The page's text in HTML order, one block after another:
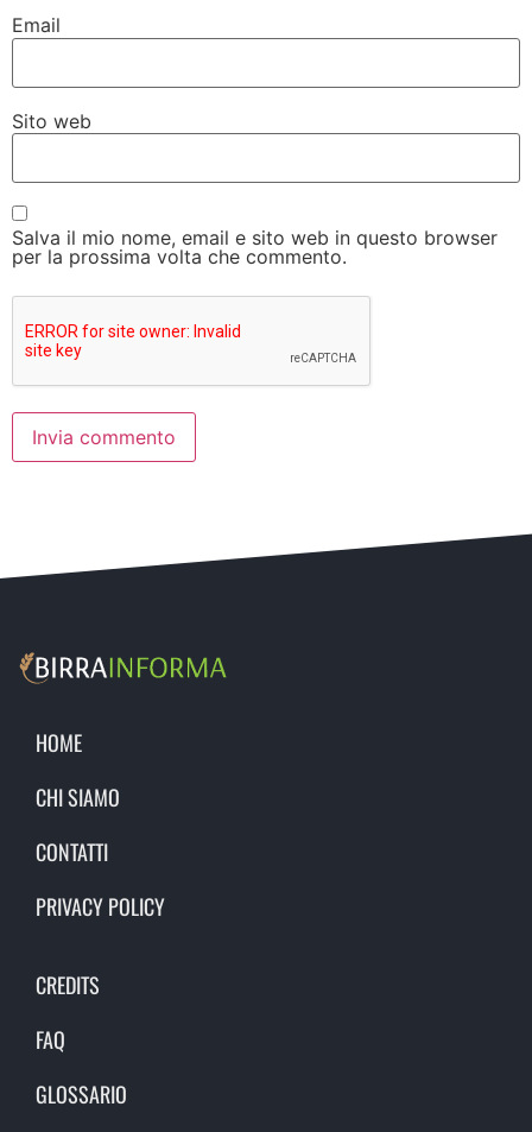
Email
Sito web
Salva il mio nome, email e sito web in questo browser
per la prossima volta che commento.
HOME
CHI SIAMO
CONTATTI
PRIVACY POLICY
CREDITS
FAQ
GLOSSARIO